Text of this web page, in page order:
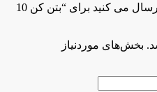
اولین نفری باشید که دیدگاهی را ارسال می کنید برای “بتن کن 10
بخش‌های موردنیاز